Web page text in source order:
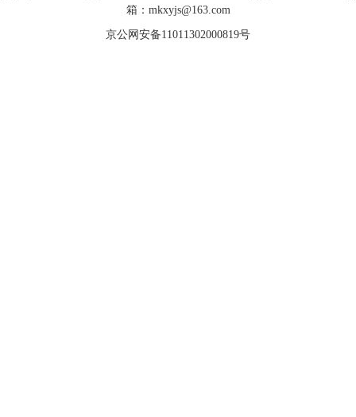
箱：mkxyjs@163.com
京公网安备11011302000819号